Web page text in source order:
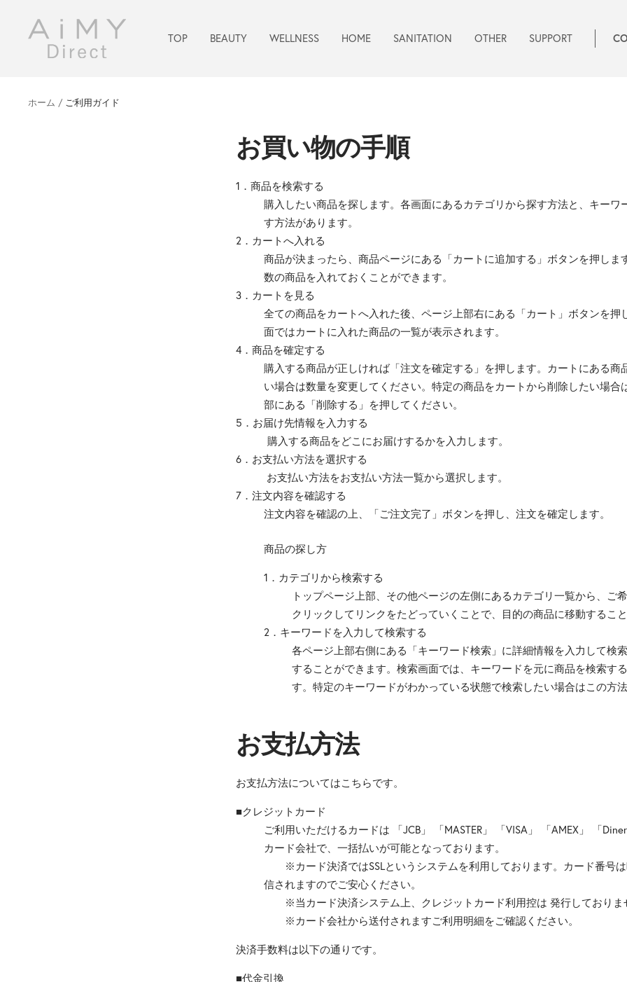
TOP BEAUTY WELLNESS HOME SANITATION OTHER SUPPORT
AiMY
ン
ホーム ご利用ガイド
お買い物の手順
1．商品を検索する
購入したい商品を探します。各画面にあるカテゴリから探す方法と、キーワ
す方法があります。
2．カートへ入れる
商品が決まったら、商品ページにある「カートに追加する」ボタンを押しま
数の商品を入れておくことができます。
3．カートを見る
全ての商品をカートへ入れた後、ページ上部右にある「カート」ボタンを押
面ではカートに入れた商品の一覧が表示されます。
4．商品を確定する
購入する商品が正しければ「注文を確定する」を押します。カートにある商
い場合は数量を変更してください。特定の商品をカートから削除したい場合
部にある「削除する」を押してください。
5．お届け先情報を入力する
購入する商品をどこにお届けするかを入力します。
6．お支払い方法を選択する
お支払い方法をお支払い方法一覧から選択します。
7．注文内容を確認する
注文内容を確認の上、「ご注文完了」ボタンを押し、注文を確定します。
商品の探し方
1．カテゴリから検索する
トップページ上部、その他ページの左側にあるカテゴリ一覧から、ご
クリックしてリンクをたどっていくことで、目的の商品に移動すること
2．キーワードを入力して検索する
各ページ上部右側にある「キーワード検索」に詳細情報を入力して検
することができます。検索画面では、キーワードを元に商品を検索す
す。特定のキーワードがわかっている状態で検索したい場合はこの方法
お支払方法
お支払方法についてはこちらです。
■クレジットカード
ご利用いただけるカードは 「JCB」 「MASTER」 「VISA」 「AMEX」 「
カード会社で、一括払いが可能となっております。
※カード決済ではSSLというシステムを利用しております。カード番号は
信されますのでご安心ください。
※当カード決済システム上、クレジットカード利用控は 発行しておりま
※カード会社から送付されますご利用明細をご確認ください。
決済手数料は以下の通りです。
■代金引換